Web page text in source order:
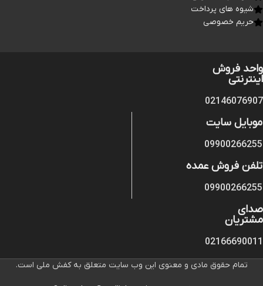
شیوه های پرداخت
حریم خصوصی
واحد فروش
اینترنتی
02146076907
موبایل سایت
09900266255
تلفن فروش عمده
09900266255
صدای
مشتریان
02166690011
تمام حقوق مادی و معنوی این وب سایت متعلق به کفش ملی است.